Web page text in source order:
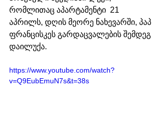
რომლითაც აპარტამენტი  21
აპრილს, დღის მეორე ნახევარში, პაპ
ფრანცისკეს გარდაცვალების შემდეგ
დაილუქა.
https://www.youtube.com/watch?
v=Q9EubEmuN7s&t=38s